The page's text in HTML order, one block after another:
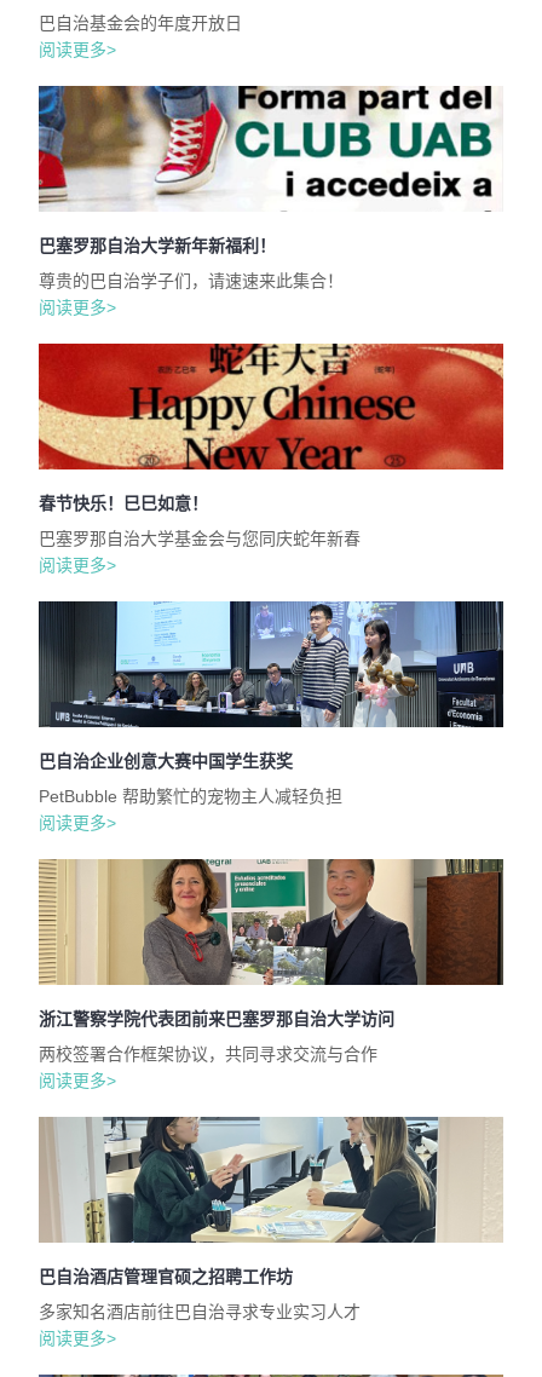
巴自治基金会的年度开放日
阅读更多>
巴塞罗那自治大学新年新福利！
尊贵的巴自治学子们，请速速来此集合！
阅读更多>
春节快乐！巳巳如意！
巴塞罗那自治大学基金会与您同庆蛇年新春
阅读更多>
巴自治企业创意大赛中国学生获奖
PetBubble 帮助繁忙的宠物主人减轻负担
阅读更多>
浙江警察学院代表团前来巴塞罗那自治大学访问
两校签署合作框架协议，共同寻求交流与合作
阅读更多>
巴自治酒店管理官硕之招聘工作坊
多家知名酒店前往巴自治寻求专业实习人才
阅读更多>